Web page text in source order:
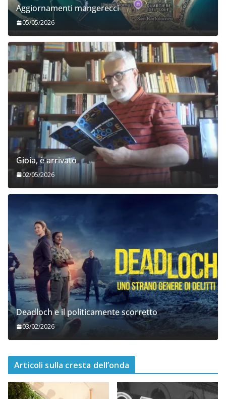
Aggiornamenti mangerecci
05/05/2026
Gioia, è arrivato
02/05/2026
Deadloch e il politicamente scorretto
03/02/2026
Articoli sulla cresta dell’onda